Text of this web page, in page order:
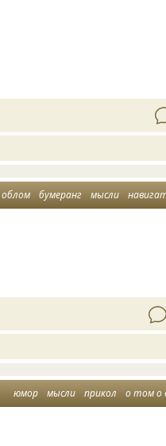
облом бумеранг мысли
юмор мысли прикол о том о